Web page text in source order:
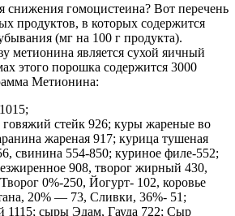
снижения гомоцистеина? Вот перечень
продуктов, в которых содержится
(мг на 100 г продукта).
метионина является сухой яичный
этого порошка содержится 3000
Метионина:
стейк 926; куры жареные во
жареная 917; курица тушеная
свинина 554-850; куриное филе-552;
908, творог жирный 430,
0%-250, Йогурт- 102, коровье
20% — 73, Сливки, 36%- 51;
1115; сыры Эдам, Гауда 722; Сыр